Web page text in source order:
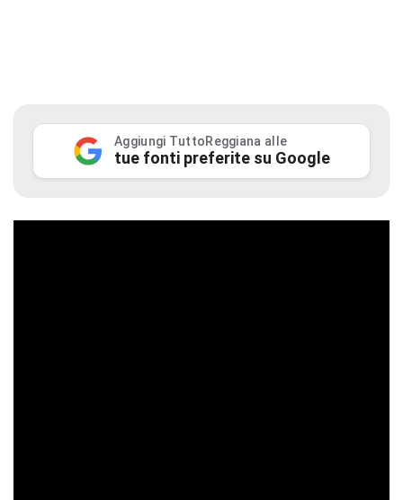
Aggiungi TuttoReggiana alle
tue fonti preferite su Google